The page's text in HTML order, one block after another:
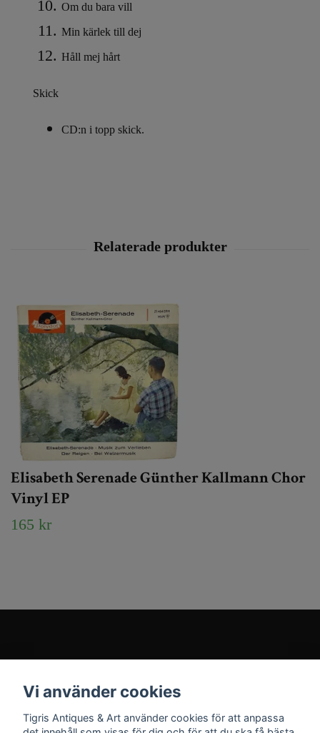
Om du bara vill
Min kärlek till dej
Håll mej hårt
Skick
CD:n i topp skick.
Elisabeth Serenade Günther Kallmann Chor
Vinyl EP
165 kr
Sociala medier
Vi använder cookies
Tigris Antiques & Art använder cookies för att anpassa